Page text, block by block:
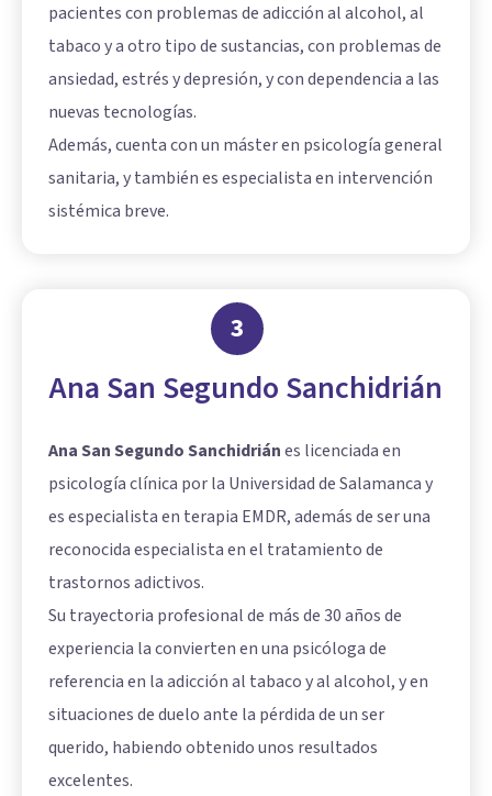
pacientes con problemas de adicción al alcohol, al
tabaco y a otro tipo de sustancias, con problemas de
ansiedad, estrés y depresión, y con dependencia a las
nuevas tecnologías.
Además, cuenta con un máster en psicología general
sanitaria, y también es especialista en intervención
sistémica breve.
3
Ana San Segundo Sanchidrián
Ana San Segundo Sanchidriánes licenciada en
psicología clínica por la Universidad de Salamanca y
es especialista en terapia EMDR, además de ser una
reconocida especialista en el tratamiento de
trastornos adictivos.
Su trayectoria profesional de más de 30 años de
experiencia la convierten en una psicóloga de
referencia en la adicción al tabaco y al alcohol, y en
situaciones de duelo ante la pérdida de un ser
querido, habiendo obtenido unos resultados
excelentes.